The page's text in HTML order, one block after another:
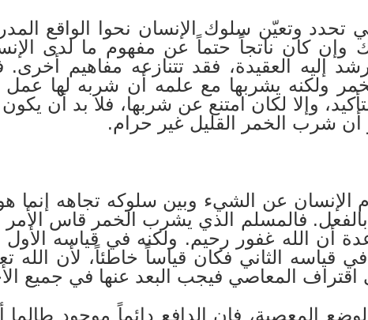
تحدد وتعيّن سلوك الإنسان نحوا الواقع
وإن كان ناتجاً حتماً عن مفهوم ما لدى
إليه العقيدة، فقد تتنازعه مفاهيم أخرى.
ولكنه يشربها مع علمه أن شربه لها عمل
وإلا لكان امتنع عن شربها، فلا بد أن
أن شرب الخمر القليل غير حرام.
الإنسان عن الشيء وبين سلوكه تجاهه إنما
بالفعل. فالمسلم الذي يشرب الخمر قاس
أن الله غفور رحيم. ولكنه في قياسه
قياسه الثاني فكان قياساً خاطئاً، لأن الله
المعاصي فيجب البعد عنها في جميع
المعصية، فإن الدافع دائماً موجود طالما